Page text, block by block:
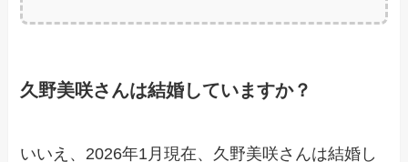
久野美咲さんは結婚していますか？
いいえ、2026年1月現在、久野美咲さんは結婚し